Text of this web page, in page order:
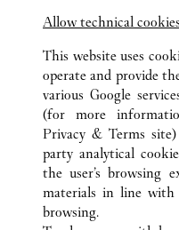
Visit us on
Link Opens in
ALLE CARTIER
AISHTI BY
KUNDENSERVICE
Allow technical
This website uses
operate and provide
various Google
(for more
Privacy & Terms site)
party analytical
the user’s browsing
materials in line with
browsing.